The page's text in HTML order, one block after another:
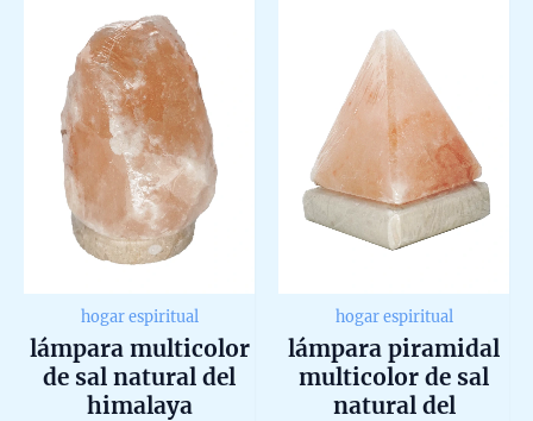
hogar espiritual
lámpara multicolor
de sal natural del
himalaya
hogar espiritual
lámpara piramidal
multicolor de sal
natural del